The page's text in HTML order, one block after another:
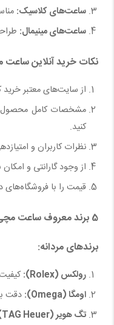
ساعت‌های کلاسیک:
ساعت‌های مینیمال:
نکات خرید آنلاین
از سایت‌های معتبر خرید
مشخصات کامل محصول
کنید.
نظرات کاربران و
از وجود گارانتی و
قیمت را با فروشگاه‌های
5برند معروف ساعت مچی
برندهای مردانه:
رولکس (Rolex):
اومگا (Omega):
دقت
تگ هویر(TAG Heuer):